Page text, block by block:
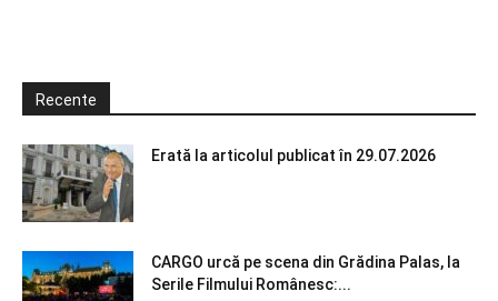
Recente
Erată la articolul publicat în 29.07.2026
CARGO urcă pe scena din Grădina Palas, la
Serile Filmului Românesc:...